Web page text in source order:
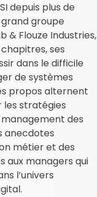
depuis plus de
groupe
& Flouze Industries,
ses
dans le difficile
de systèmes
propos alternent
les stratégies
des
anecdotes
métier et des
aux managers qui
l’univers